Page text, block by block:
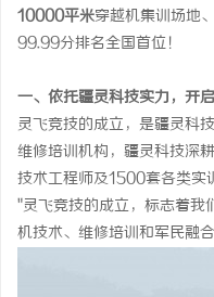
10000平米穿越机集训场地
99.99分排名全国首位！
一、依托疆灵科技实力，开
灵飞竞技的成立，是疆灵科
维修培训机构，疆灵科技深
技术工程师及1500套各类
"灵飞竞技的成立，标志着我
机技术、维修培训和军民融
汉配眼镜 上海配眼镜